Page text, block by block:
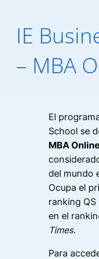
IE
– MBA
El
School se
MBA Online
del mundo
Ocupa el
ranking
en el
Times.
Para